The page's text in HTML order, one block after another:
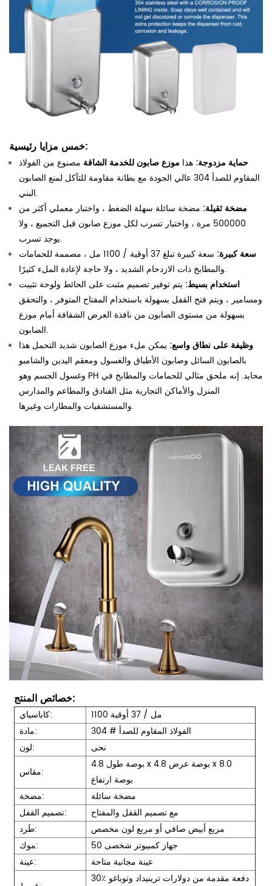
خمس مزايا رئيسية:
حماية مزدوجة: هذا موزع صابون للخدمة الشاقة مصنوع من الفولاذ
المقاوم للصدأ 304 عالي الجودة مع بطانة مقاومة للتآكل لمنع الصابون
البني.
مضخة ثقيلة: مضخة سائلة سهلة الضغط ، واختبار معملي أكثر من
500000 مرة ، واختبار تسرب لكل موزع صابون قبل التجميع ، ولا
يوجد تسرب.
سعة كبيرة:
سعة كبيرة تبلغ 37 أوقية / 1100 مل ، مصممة للحمامات
والمطابخ ذات الازدحام الشديد ، ولا حاجة لإعادة الملء كثيرًا.
استخدام بسيط: يتم توفير تصميم مثبت على الحائط ولوحة تثبيت
ومسامير ، ويتم فتح القفل بسهولة باستخدام المفتاح المتوفر ، والتحقق
بسهولة من مستوى الصابون من نافذة العرض الشفافة أمام موزع
الصابون.
وظيفة على نطاق واسع: يمكن ملء موزع الصابون شديد التحمل هذا
بالصابون السائل وصابون الأطباق والغسول ومعقم اليدين والشامبو
وغسول الجسم وهو PH محايد. إنه ملحق مثالي للحمامات والمطابخ في
المنزل والأماكن التجارية مثل الفنادق والمطاعم والمدارس
والمستشفيات والمطارات وغيرها.
خصائص المنتج:
كاباسياي:
1100 مل / 37 أوقية
مادة:
304 # الفولاذ المقاوم للصدأ
لون:
نحى
مقاس:
4.8 بوصة طول x 4.8 بوصة عرض x 8.0
بوصة ارتفاع
مضخة:
مضخة سائلة
تصميم القفل:
مع تصميم القفل والمفتاح
طَرد:
مربع أبيض صافي أو مربع لون مخصص
موك:
50 جهاز كمبيوتر شخصى
عينة:
عينة مجانية متاحة
30٪ دفعة مقدمة من دولارات ترينيداد وتوباغو